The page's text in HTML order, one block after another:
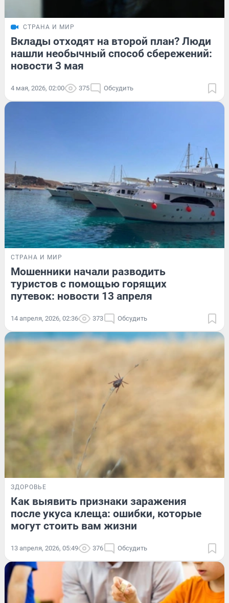
СТРАНА И МИР
Вклады отходят на второй план? Люди
нашли необычный способ сбережений:
новости 3 мая
4 мая, 2026, 02:00 375 Обсудить
СТРАНА И МИР
Мошенники начали разводить
туристов с помощью горящих
путевок: новости 13 апреля
14 апреля, 2026, 02:36 373 Обсудить
ЗДОРОВЬЕ
Как выявить признаки заражения
после укуса клеща: ошибки, которые
могут стоить вам жизни
13 апреля, 2026, 05:49 376 Обсудить